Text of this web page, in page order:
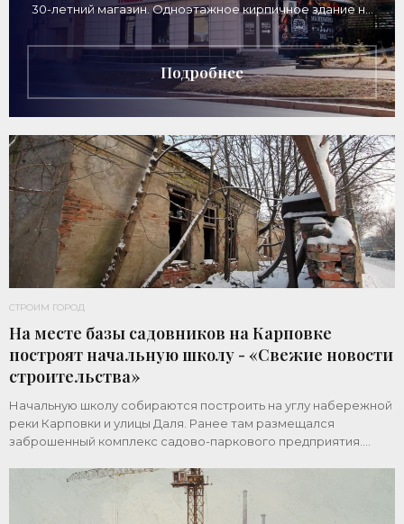
30-летний магазин. Одноэтажное кирпичное здание на
Дворцовом проспекте, 16а, было построено
Подробнее
СТРОИМ ГОРОД
На месте базы садовников на Карповке
построят начальную школу - «Свежие новости
строительства»
Начальную школу собираются построить на углу набережной
реки Карповки и улицы Даля. Ранее там размещался
заброшенный комплекс садово-паркового предприятия.